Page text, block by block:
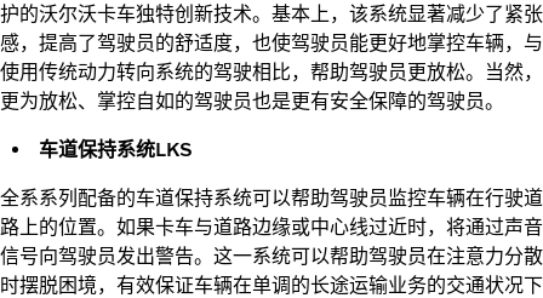
护的沃尔沃卡车独特创新技术。基本上，该系统显著减少了紧张
感，提高了驾驶员的舒适度，也使驾驶员能更好地掌控车辆，与
使用传统动力转向系统的驾驶相比，帮助驾驶员更放松。当然，
更为放松、掌控自如的驾驶员也是更有安全保障的驾驶员。
车道保持系统LKS
全系系列配备的车道保持系统可以帮助驾驶员监控车辆在行驶道
路上的位置。如果卡车与道路边缘或中心线过近时，将通过声音
信号向驾驶员发出警告。这一系统可以帮助驾驶员在注意力分散
时摆脱困境，有效保证车辆在单调的长途运输业务的交通状况下